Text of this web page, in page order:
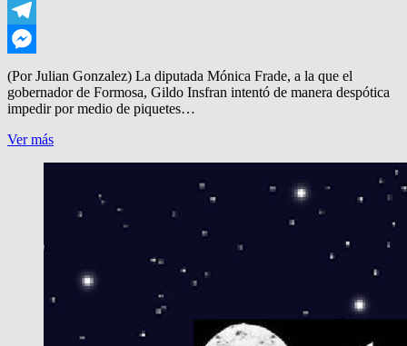
Twitter
Telegram
Messenger
(Por Julian Gonzalez) La diputada Mónica Frade, a la que el
gobernador de Formosa, Gildo Insfran intentó de manera despótica
impedir por medio de piquetes…
Ver másIRONICA
DIPUTADA
FRADE